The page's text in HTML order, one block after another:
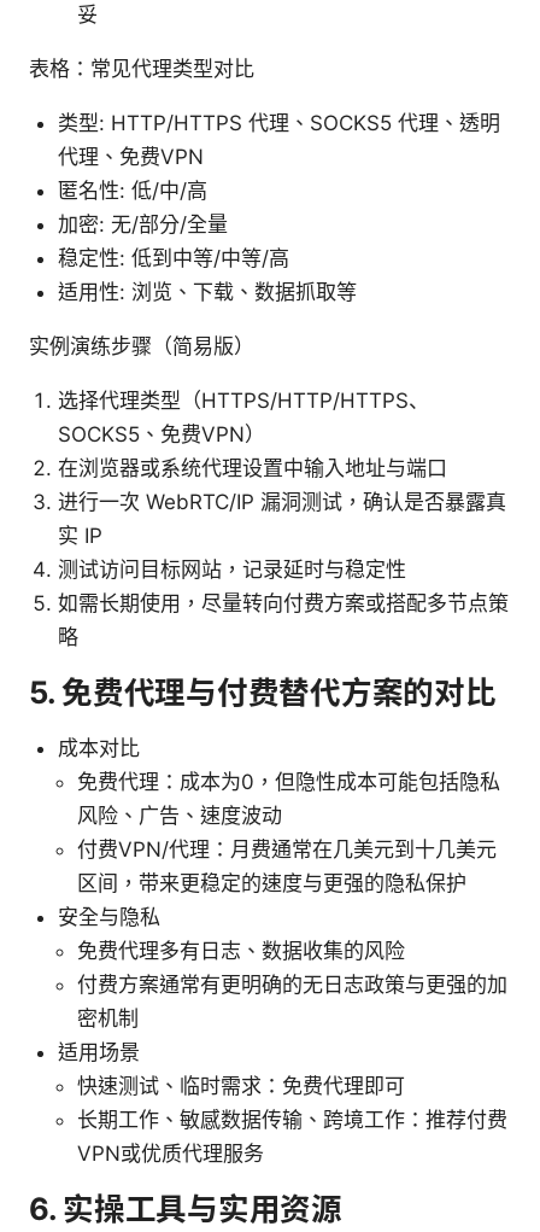
妥
表格：常见代理类型对比
类型: HTTP/HTTPS 代理、SOCKS5 代理、透明
代理、免费VPN
匿名性: 低/中/高
加密: 无/部分/全量
稳定性: 低到中等/中等/高
适用性: 浏览、下载、数据抓取等
实例演练步骤（简易版）
选择代理类型（HTTPS/HTTP/HTTPS、
SOCKS5、免费VPN）
在浏览器或系统代理设置中输入地址与端口
进行一次 WebRTC/IP 漏洞测试，确认是否暴露真
实 IP
测试访问目标网站，记录延时与稳定性
如需长期使用，尽量转向付费方案或搭配多节点策
略
5. 免费代理与付费替代方案的对比
成本对比
免费代理：成本为0，但隐性成本可能包括隐私
风险、广告、速度波动
付费VPN/代理：月费通常在几美元到十几美元
区间，带来更稳定的速度与更强的隐私保护
安全与隐私
免费代理多有日志、数据收集的风险
付费方案通常有更明确的无日志政策与更强的加
密机制
适用场景
快速测试、临时需求：免费代理即可
长期工作、敏感数据传输、跨境工作：推荐付费
VPN或优质代理服务
6. 实操工具与实用资源